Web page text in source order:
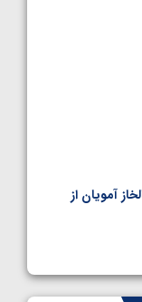
آمویان از